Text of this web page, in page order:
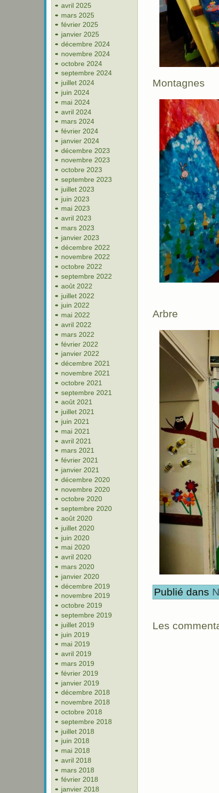
avril 2025
mars 2025
février 2025
janvier 2025
décembre 2024
novembre 2024
octobre 2024
septembre 2024
juillet 2024
juin 2024
mai 2024
avril 2024
mars 2024
février 2024
janvier 2024
décembre 2023
novembre 2023
octobre 2023
septembre 2023
juillet 2023
juin 2023
mai 2023
avril 2023
mars 2023
janvier 2023
décembre 2022
novembre 2022
octobre 2022
septembre 2022
août 2022
juillet 2022
juin 2022
mai 2022
avril 2022
mars 2022
février 2022
janvier 2022
décembre 2021
novembre 2021
octobre 2021
septembre 2021
août 2021
juillet 2021
juin 2021
mai 2021
avril 2021
mars 2021
février 2021
janvier 2021
décembre 2020
novembre 2020
octobre 2020
septembre 2020
août 2020
juillet 2020
juin 2020
mai 2020
avril 2020
mars 2020
janvier 2020
décembre 2019
novembre 2019
octobre 2019
septembre 2019
juillet 2019
juin 2019
mai 2019
avril 2019
mars 2019
février 2019
janvier 2019
décembre 2018
novembre 2018
octobre 2018
septembre 2018
juillet 2018
juin 2018
mai 2018
avril 2018
mars 2018
février 2018
janvier 2018
Montagnes
Arbre
Publié dans
Les